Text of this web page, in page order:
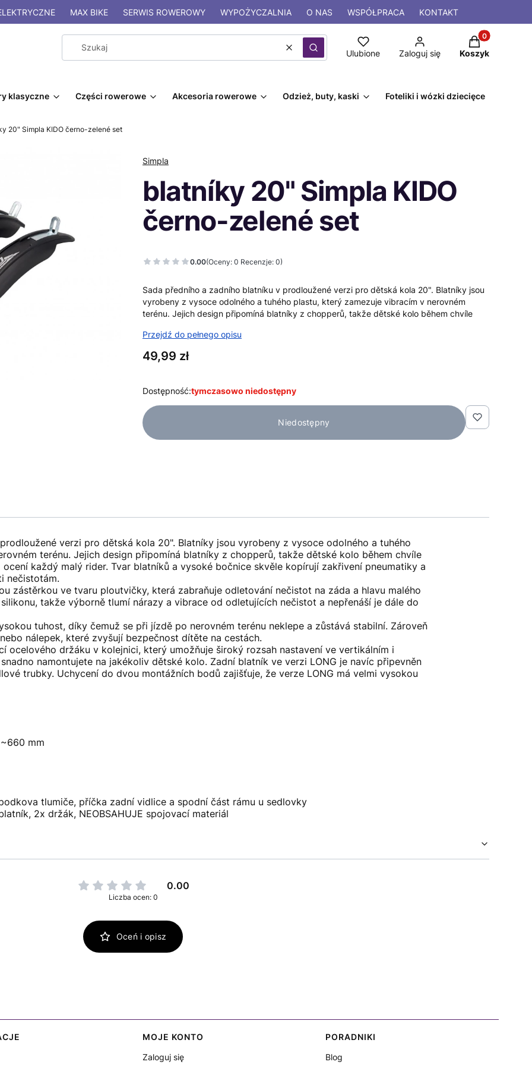
MAX BIKE SERWIS ROWEROWY WYPOŻYCZALNIA O NAS WSPÓŁPRACA KONTAKT
WyczyśćSzukaj Ulubione Zaloguj się
Produkty w
Koszyk
klasyczne Części rowerowe Akcesoria rowerowe Odzież, buty, kaski Foteliki i wózki dziecięce
20" Simpla KIDO černo-zelené set
Simpla
blatníky 20" Simpla KIDO
černo-zelené set
0.00(Oceny: 0 Recenzje: 0)
Sada předního a zadního blatníku v prodloužené verzi pro dětská kola 20". Blatníky jsou
vyrobeny z vysoce odolného a tuhého plastu, který zamezuje vibracím v nerovném
terénu. Jejich design připomíná blatníky z chopperů, takže dětské kolo během chvíle
Przejdź do pełnego opisu
Cena
49,99 zł
Dostępność:tymczasowo niedostępny
Niedostępny
verzi pro dětská kola 20". Blatníky jsou vyrobeny z vysoce odolného a tuhého
terénu. Jejich design připomíná blatníky z chopperů, takže dětské kolo během chvíle
každý malý rider. Tvar blatníků a vysoké bočnice skvěle kopírují zakřivení pneumatiky a
nečistotám.
zástěrkou ve tvaru ploutvičky, která zabraňuje odletování nečistot na záda a hlavu malého
takže výborně tlumí nárazy a vibrace od odletujících nečistot a nepřenáší je dále do
tuhost, díky čemuž se při jízdě po nerovném terénu neklepe a zůstává stabilní. Zároveň
nálepek, které zvyšují bezpečnost dítěte na cestách.
ocelového držáku v kolejnici, který umožňuje široký rozsah nastavení ve vertikálním i
namontujete na jakékoliv dětské kolo. Zadní blatník ve verzi LONG je navíc připevněn
trubky. Uchycení do dvou montážních bodů zajišťuje, že verze LONG má velmi vysokou
mm
tlumiče, příčka zadní vidlice a spodní část rámu u sedlovky
2x držák, NEOBSAHUJE spojovací materiál
0.00
Liczba ocen: 0
Oceń i opisz
MOJE KONTO
Zaloguj się
PORADNIKI
Blog